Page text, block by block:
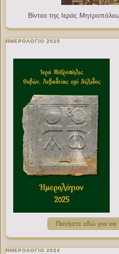
Βίντεο της Ιεράς
ΗΜΕΡΟΛΟΓΙΟ 2025
Πατήστε εδώ για να
ΗΜΕΡΟΛΟΓΙΟ 2024